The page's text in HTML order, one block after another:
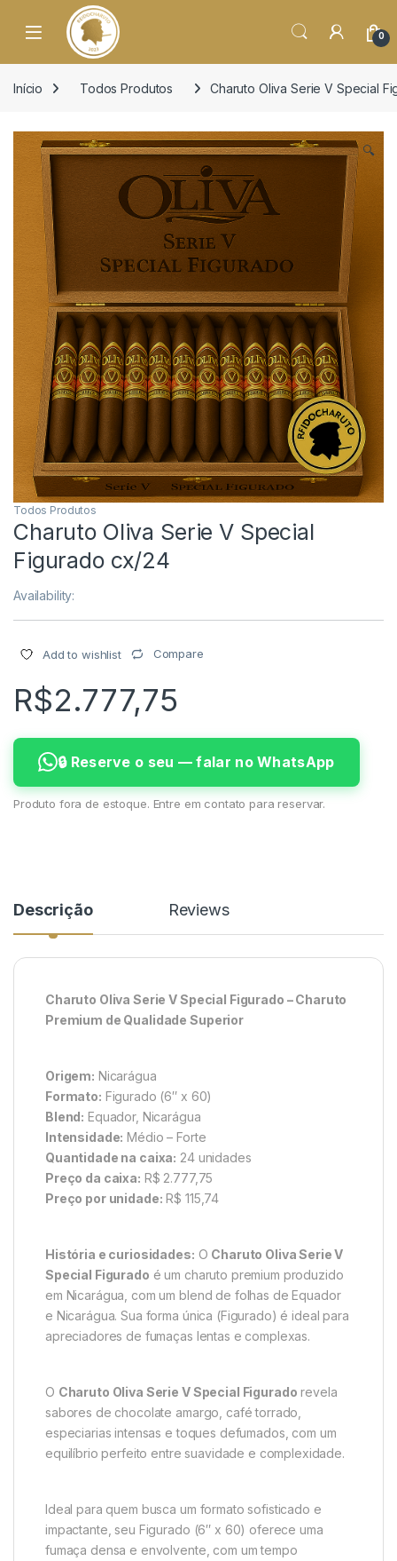
Open 0
Início Todos Produtos Charuto Oliva Serie V Special
🔍
Todos Produtos
Charuto Oliva Serie V Special
Figurado cx/24
Availability:
Add to wishlist Compare
R$2.777,75
🔒 Reserve o seu — falar no WhatsApp
Produto fora de estoque. Entre em contato para reservar.
Descrição Reviews
Charuto Oliva Serie V Special Figurado – Charuto
Premium de Qualidade Superior
Origem: Nicarágua
Formato: Figurado (6″ x 60)
Blend: Equador, Nicarágua
Intensidade: Médio – Forte
Quantidade na caixa: 24 unidades
Preço da caixa: R$ 2.777,75
Preço por unidade: R$ 115,74
História e curiosidades: O Charuto Oliva Serie V
Special Figurado é um charuto premium produzido
em Nicarágua, com um blend de folhas de Equador
e Nicarágua. Sua forma única (Figurado) é ideal para
apreciadores de fumaças lentas e complexas.
O Charuto Oliva Serie V Special Figurado revela
sabores de chocolate amargo, café torrado,
especiarias intensas e toques defumados, com um
equilíbrio perfeito entre suavidade e complexidade.
Ideal para quem busca um formato sofisticado e
impactante, seu Figurado (6″ x 60) oferece uma
fumaça densa e envolvente, com um tempo